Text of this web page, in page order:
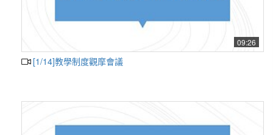
09:26
[1/14]教學制度觀摩會議